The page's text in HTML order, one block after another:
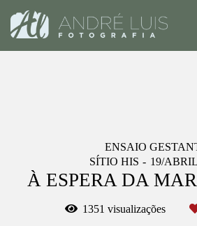
ENSAIO
SÍTIO HIS
19/
À ESPERA DA
1351 visualizações